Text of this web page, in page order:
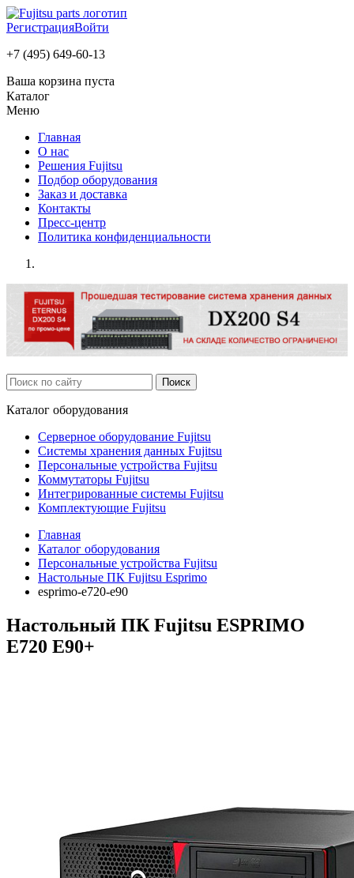
РегистрацияВойти
+7 (495) 649-60-13
Ваша корзина пуста
Каталог
Меню
Главная
О нас
Решения Fujitsu
Подбор оборудования
Заказ и доставка
Контакты
Пресс-центр
Политика конфиденциальности
Каталог оборудования
Серверное оборудование Fujitsu
Системы хранения данных Fujitsu
Персональные устройства Fujitsu
Коммутаторы Fujitsu
Интегрированные системы Fujitsu
Комплектующие Fujitsu
Главная
Каталог оборудования
Персональные устройства Fujitsu
Настольные ПК Fujitsu Esprimo
esprimo-e720-e90
Настольный ПК Fujitsu ESPRIMO
E720 E90+